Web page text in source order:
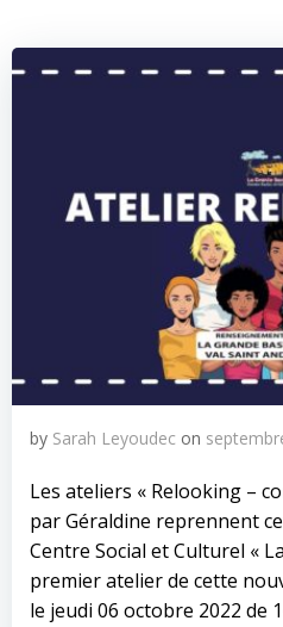
by Sarah Leyoudec on
Les ateliers « Relooking –
par Géraldine reprennent
Centre Social et Culturel «
premier atelier de cette
le jeudi 06 octobre 2022 de